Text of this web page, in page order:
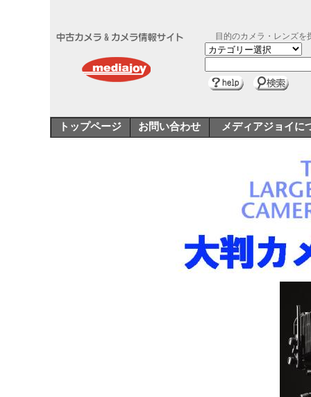
目的のカメラ・レンズを
トップページ お問い合わせ メディアジョイに